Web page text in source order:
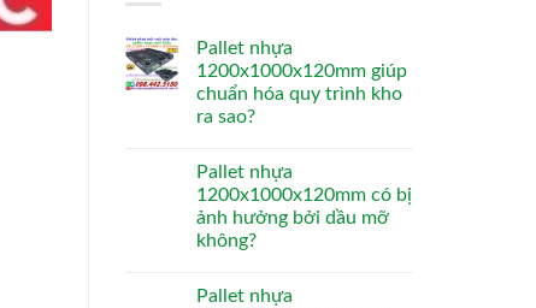
Pallet nhựa
1200x1000x120mm giúp
chuẩn hóa quy trình kho
ra sao?
Pallet nhựa
1200x1000x120mm có bị
ảnh hưởng bởi dầu mỡ
không?
Pallet nhựa